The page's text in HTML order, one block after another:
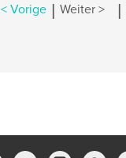
< Vorige | Weiter > |